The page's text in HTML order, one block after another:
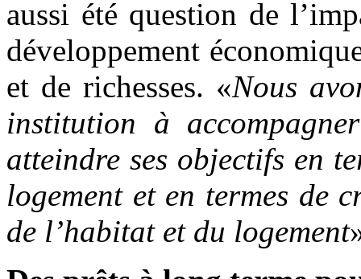
aussi été question de
développement
et de richesses. «Nous
institution à
atteindre ses objectifs en
logement et en termes de
de l’habitat et du logement